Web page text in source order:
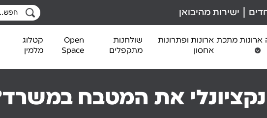
| ישירות מהיבואן
ארונות מתכת ארונות ופתרונות
אחסון
שולחנות
מתקפלים
Open
Space
קטלוג
מלמין
את המטבח